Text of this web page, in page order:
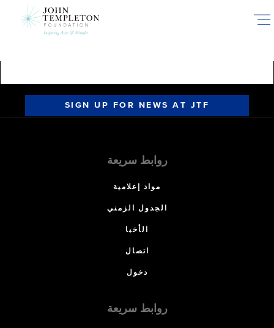
SIGN UP FOR NEWS AT JTF
روابط سريعة
مواد إعلامية
الجدول الزمني
الأخبا
اتصال
دخول
روابط سريعة